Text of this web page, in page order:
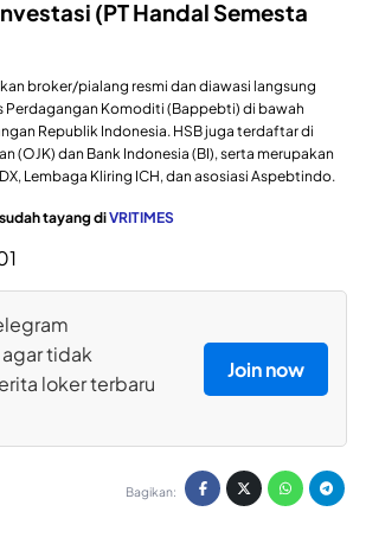
(PT Handal Semesta
broker/pialang resmi dan diawasi langsung
Perdagangan Komoditi (Bappebti) di bawah
Republik Indonesia. HSB juga terdaftar di
(OJK) dan Bank Indonesia (BI), serta merupakan
Lembaga Kliring ICH, dan asosiasi Aspebtindo.
tayang diVRITIMES
tidak
loker terbaru
Join now
Bagikan: